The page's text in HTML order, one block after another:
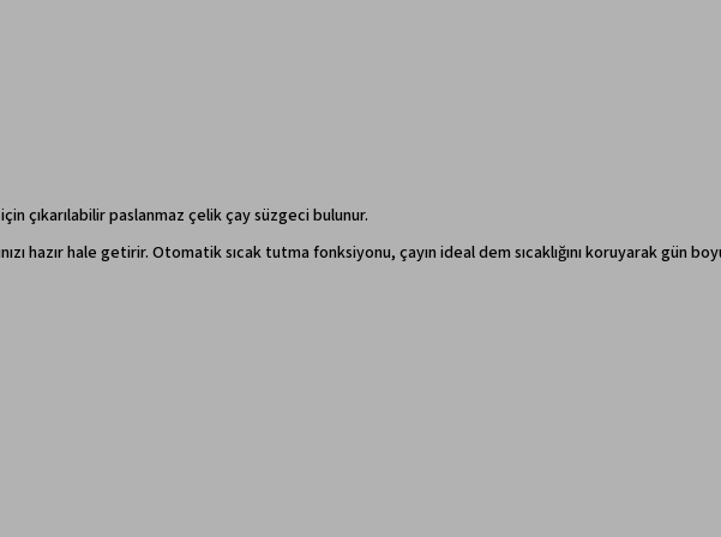
çıkarılabilir paslanmaz çelik çay süzgeci bulunur.
hazır hale getirir. Otomatik sıcak tutma fonksiyonu, çayın ideal dem sıcaklığını koruyarak gün